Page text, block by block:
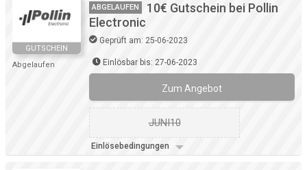
GUTSCHEIN
Abgelaufen
ABGELAUFEN
10€ Gutschein bei Pollin
Electronic
Geprüft am: 25-06-2023
Einlösbar bis: 27-06-2023
Zum Angebot
JUNI10
Einlösebedingungen